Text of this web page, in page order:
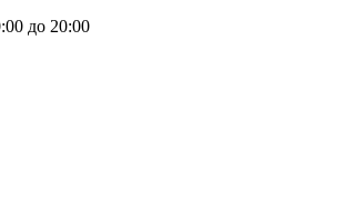
до 20:00